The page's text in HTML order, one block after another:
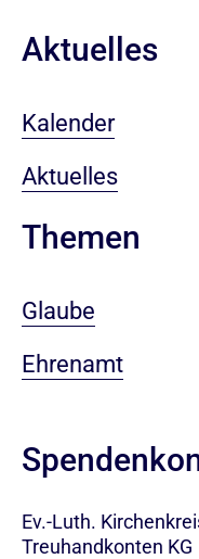
Aktuelles
Kalender
Aktuelles
Themen
Glaube
Ehrenamt
Ev.-Luth.
Treuhandkonten KG